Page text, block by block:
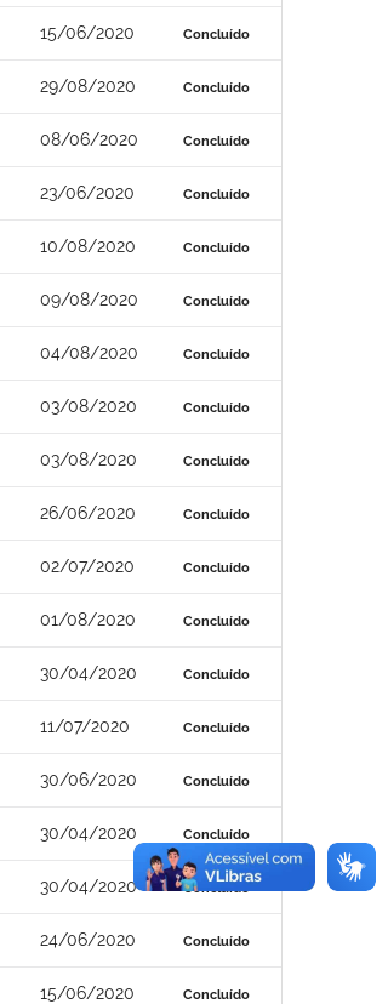
15/06/2020 Concluído
29/08/2020 Concluído
08/06/2020 Concluído
23/06/2020 Concluído
10/08/2020 Concluído
09/08/2020 Concluído
04/08/2020 Concluído
03/08/2020 Concluído
03/08/2020 Concluído
26/06/2020 Concluído
02/07/2020 Concluído
01/08/2020 Concluído
30/04/2020 Concluído
11/07/2020 Concluído
30/06/2020 Concluído
30/04/2020 Concluído
30/04/2020 Concluído
24/06/2020 Concluído
15/06/2020 Concluído